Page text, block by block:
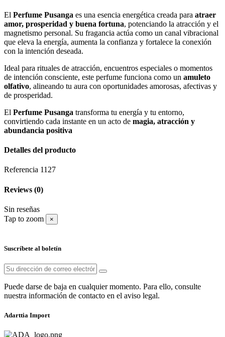
El Perfume Pusanga es una esencia energética creada para atraer
amor, prosperidad y buena fortuna, potenciando la atracción y el
magnetismo personal. Su fragancia actúa como un canal vibracional
que eleva la energía, aumenta la confianza y fortalece la conexión
con la intención deseada.
Ideal para rituales de atracción, encuentros especiales o momentos
de intención consciente, este perfume funciona como un amuleto
olfativo, alineando tu aura con oportunidades amorosas, afectivas y
de prosperidad.
El Perfume Pusanga transforma tu energía y tu entorno,
convirtiendo cada instante en un acto de magia, atracción y
abundancia positiva
Detalles del producto
Referencia 1127
Reviews (0)
Sin reseñas
Tap to zoom
×
Suscríbete al boletín
Puede darse de baja en cualquier momento. Para ello, consulte
nuestra información de contacto en el aviso legal.
Adarttia Import